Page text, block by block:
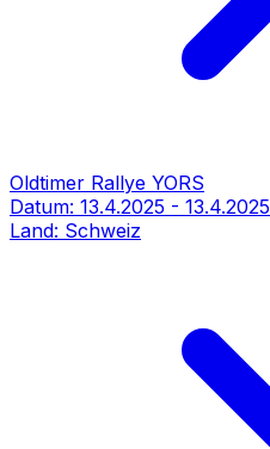
Oldtimer Rallye YORS
Datum: 13.4.2025 - 13.4.2025
Land: Schweiz